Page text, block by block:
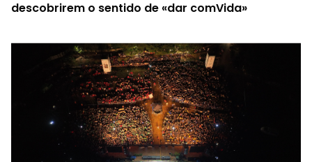
descobrirem o sentido de «dar comVida»